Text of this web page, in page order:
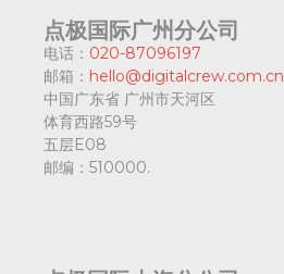
点极国际广州分公司
电话： 020-87096197
邮箱： hello@digitalcrew.com.cn
中国广东省 广州市天河区
体育西路59号
五层E08
邮编： 510000.